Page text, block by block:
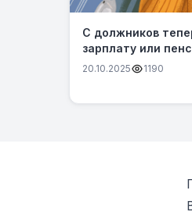
С должников
зарплату или
20.10.2025 1190